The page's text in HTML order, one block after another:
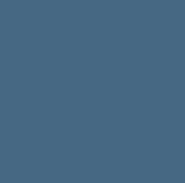
Birželio 15 d.,
konferencija skirta 250-
su rytine Europos
ministerija ir Amerikos
Konferencijos
bendradarbiavimo
organizatorių, renginio
transatlantinis
kovojant už laisvę